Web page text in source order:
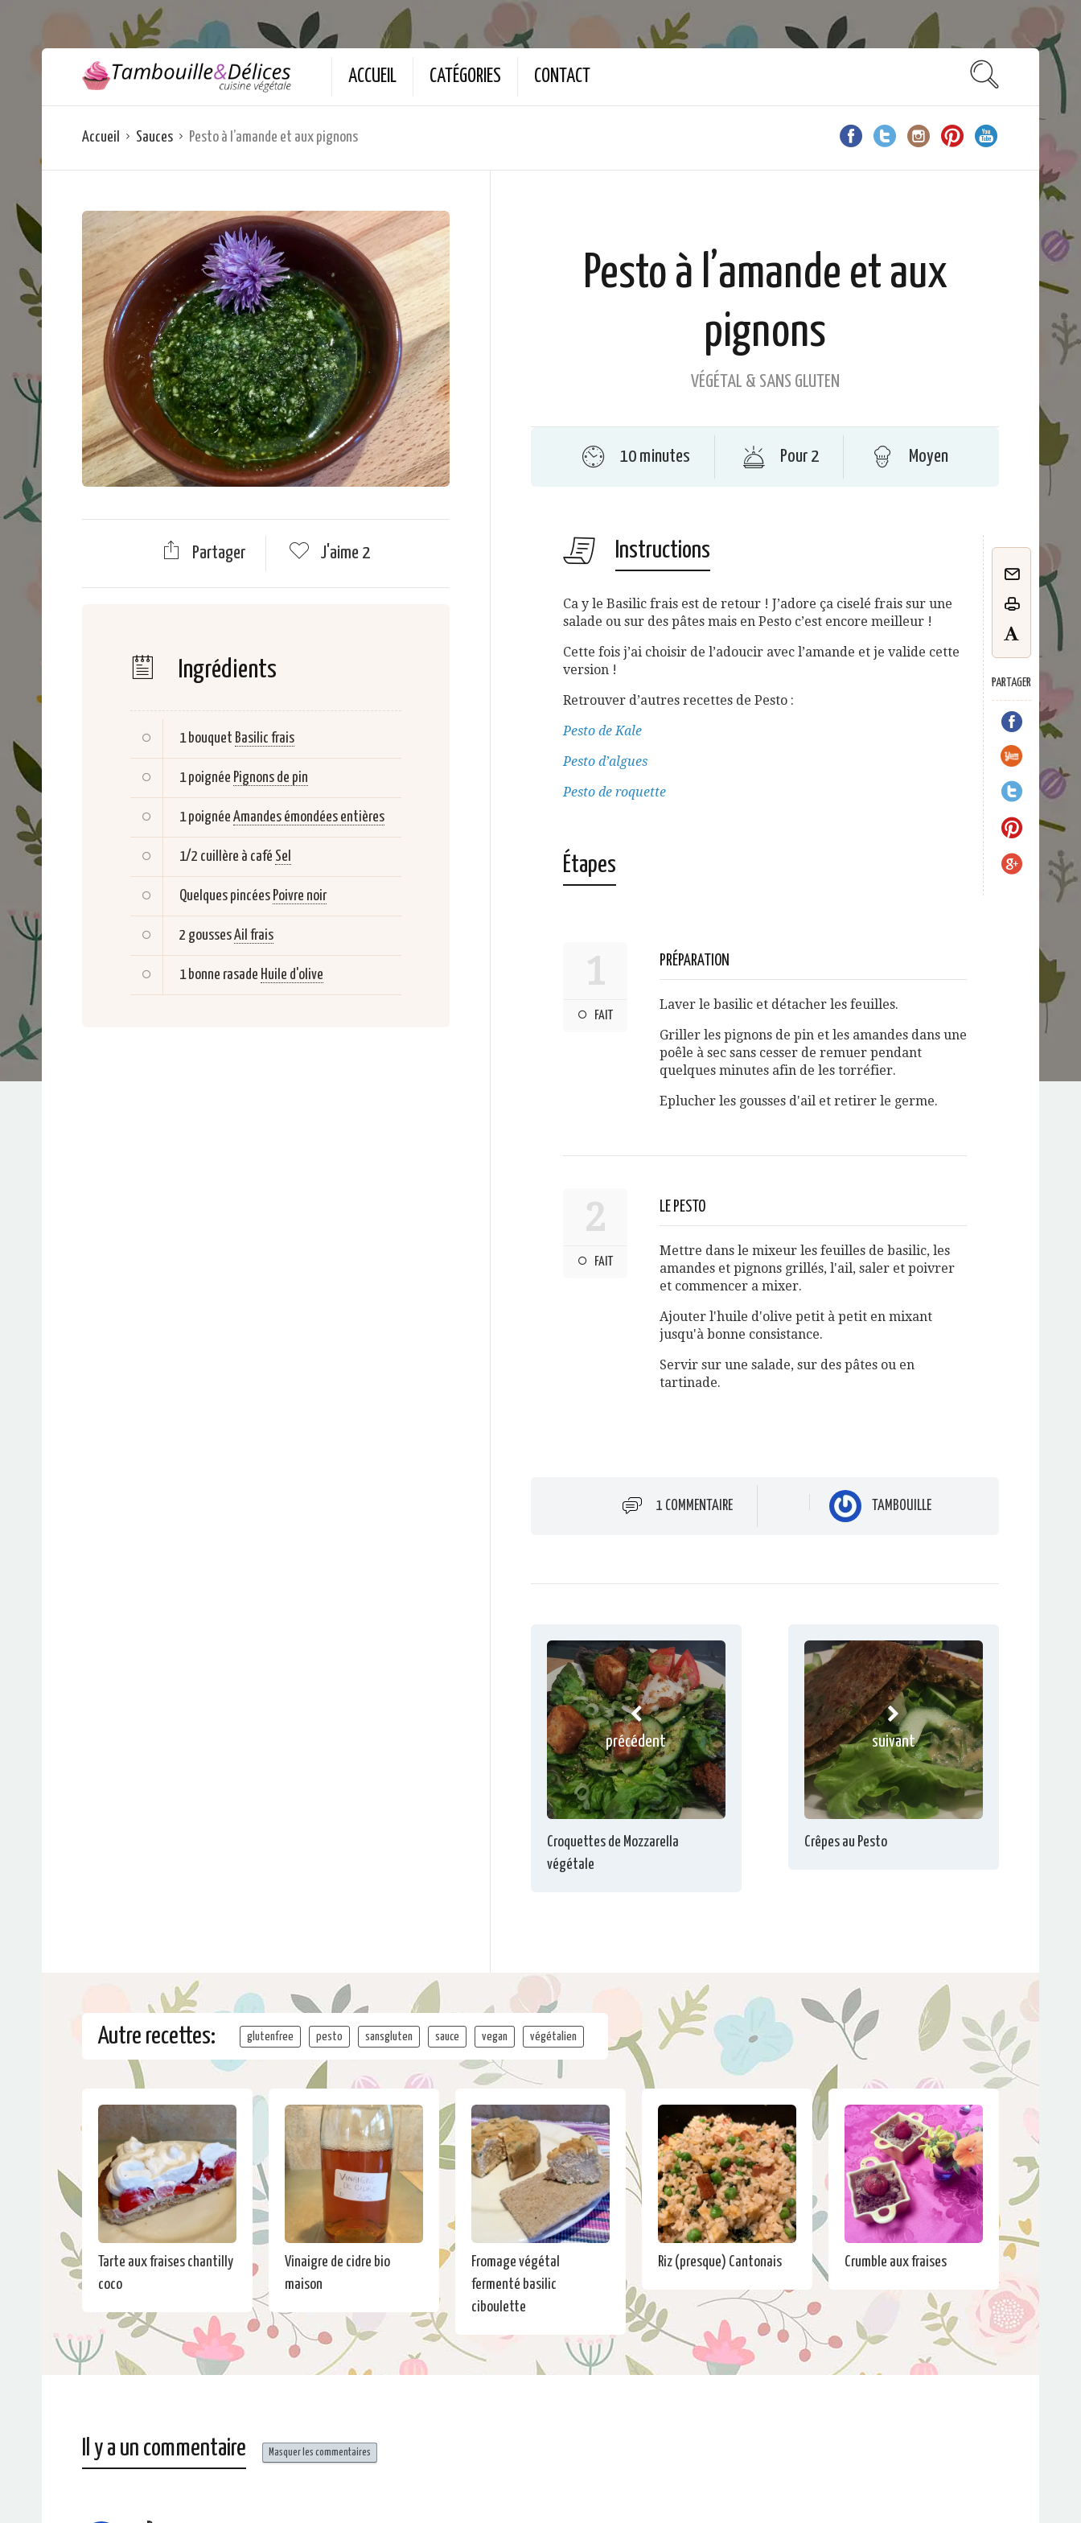
ACCUEIL CATÉGORIES CONTACT
Accueil Sauces Pesto à l’amande et aux pignons
Partager J'aime 2
Ingrédients
1 bouquet Basilic frais
1 poignée Pignons de pin
1 poignée Amandes émondées entières
1/2 cuillère à café Sel
Quelques pincées Poivre noir
2 goussesAil frais
1 bonne rasade Huile d'olive
Pesto à l’amande et aux
pignons
VÉGÉTAL & SANS GLUTEN
10 minutes Pour 2 Moyen
Instructions
PARTAGER
Ca y le Basilic frais est de retour ! J’adore ça ciselé frais sur une
salade ou sur des pâtes mais en Pesto c’est encore meilleur !
Cette fois j’ai choisir de l’adoucir avec l’amande et je valide cette
version !
Retrouver d’autres recettes de Pesto :
Pesto de Kale
Pesto d’algues
Pesto de roquette
Étapes
1
FAIT
PRÉPARATION
Laver le basilic et détacher les feuilles.
Griller les pignons de pin et les amandes dans une
poêle à sec sans cesser de remuer pendant
quelques minutes afin de les torréfier.
Eplucher les gousses d'ail et retirer le germe.
2
FAIT
LE PESTO
Mettre dans le mixeur les feuilles de basilic, les
amandes et pignons grillés, l'ail, saler et poivrer
et commencer a mixer.
Ajouter l'huile d'olive petit à petit en mixant
jusqu'à bonne consistance.
Servir sur une salade, sur des pâtes ou en
tartinade.
1 COMMENTAIRE TAMBOUILLE
précédent
Croquettes de Mozzarella
végétale
suivant
Crêpes au Pesto
Autre recettes: glutenfree pesto sansgluten sauce vegan végétalien
Tarte aux fraises chantilly
coco
Vinaigre de cidre bio
maison
Fromage végétal
fermenté basilic
ciboulette
Riz (presque) Cantonais Crumble aux fraises
Il y a un commentaire Masquer les commentaires